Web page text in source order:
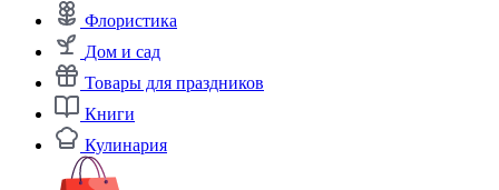
Флористика
Дом и сад
Товары для праздников
Книги
Кулинария